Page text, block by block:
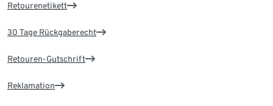
Retourenetikett
30 Tage Rückgaberecht
Retouren-Gutschrift
Reklamation